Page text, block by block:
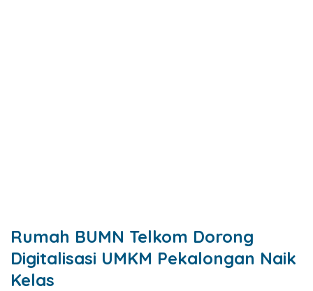
Rumah BUMN Telkom Dorong
Digitalisasi UMKM Pekalongan Naik
Kelas